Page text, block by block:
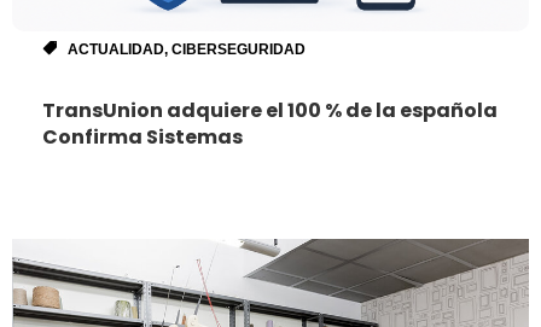
ACTUALIDAD, CIBERSEGURIDAD
TransUnion adquiere el 100 % de la española
Confirma Sistemas